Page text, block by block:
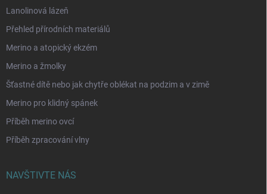
Lanolinová lázeň
Přehled přírodních materiálů
Merino a atopický ekzém
Merino a žmolky
Šťastné dítě nebo jak chytře oblékat na podzim a v zimě
Merino pro klidný spánek
Příběh merino ovcí
Příběh zpracování vlny
NAVŠTIVTE NÁS